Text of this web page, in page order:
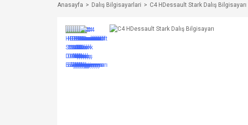
Anasayfa Dalış Bilgisayarlari C4 HDessault Stark Dalış Bilgisayarı